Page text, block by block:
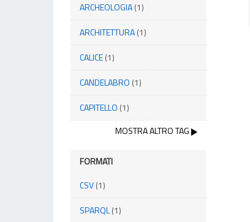
ARCHEOLOGIA(1)
ARCHITETTURA(1)
CALICE(1)
CANDELABRO (1)
CAPITELLO (1)
MOSTRA ALTRO TAG
FORMATI
CSV(1)
SPARQL(1)